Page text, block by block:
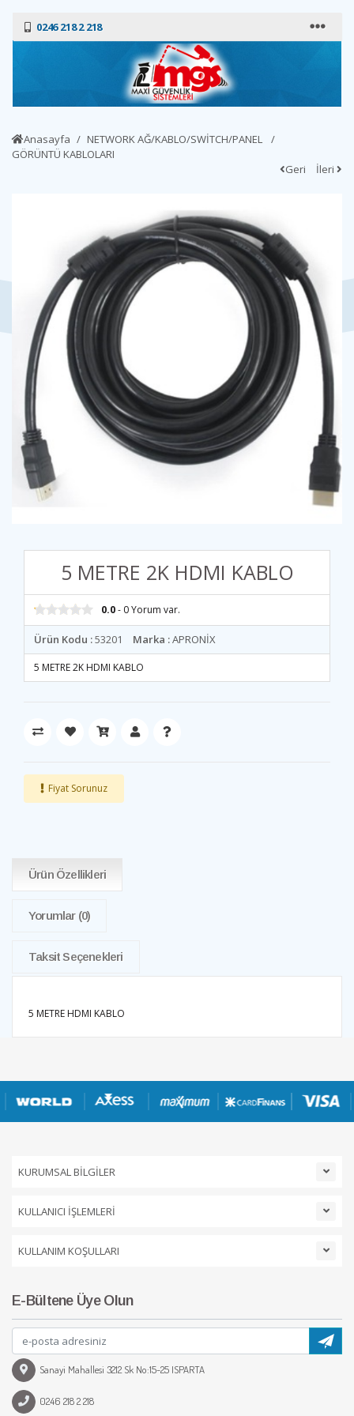
0246 218 2 218
Anasayfa
NETWORK AĞ/KABLO/SWİTCH/PANEL
GÖRÜNTÜ KABLOLARI
Geri
İleri
5 METRE 2K HDMI KABLO
0.0- 0 Yorum var.
Ürün Kodu :53201 Marka :APRONİX
5 METRE 2K HDMI KABLO
Fiyat Sorunuz
Ürün Özellikleri
Yorumlar (0)
Taksit Seçenekleri
5 METRE HDMI KABLO
KURUMSAL BİLGİLER
KULLANICI İŞLEMLERİ
KULLANIM KOŞULLARI
E-Bültene Üye Olun
Sanayi Mahallesi 3212 Sk No:15-25 ISPARTA
0246 218 2 218